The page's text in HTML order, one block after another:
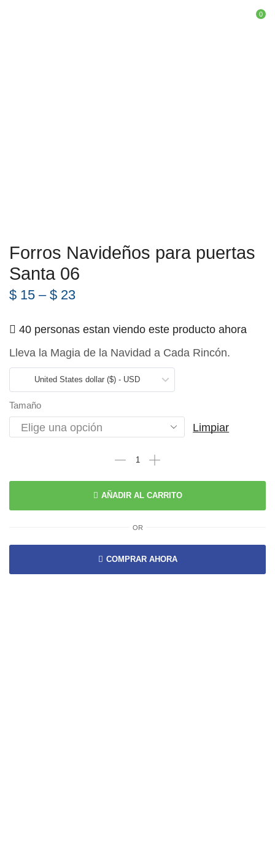
0
Forros Navideños para puertas
Santa 06
$ 15 – $ 23
40 personas estan viendo este producto ahora
Lleva la Magia de la Navidad a Cada Rincón.
United States dollar ($) - USD
Tamaño
Limpiar
AÑADIR AL CARRITO
OR
COMPRAR AHORA